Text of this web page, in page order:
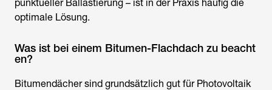
punktueller Ballastierung – ist in der Praxis häufig die
optimale Lösung.
Was ist bei einem Bitumen-Flachdach zu beacht
en?
Bitumendächer sind grundsätzlich gut für Photovoltaik